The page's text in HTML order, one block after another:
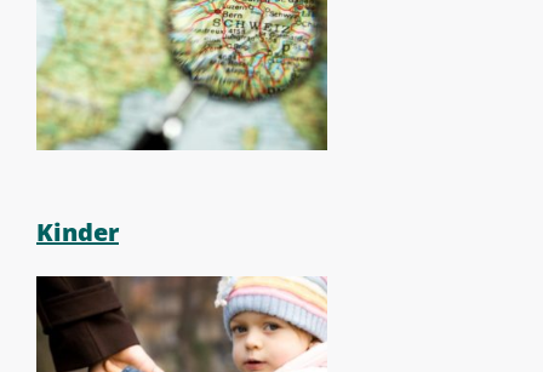
Kinder